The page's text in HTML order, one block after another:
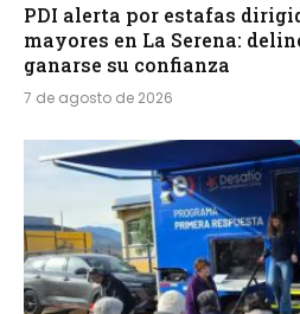
PDI alerta por estafas
mayores en La Serena:
ganarse su confianza
7 de agosto de 2026